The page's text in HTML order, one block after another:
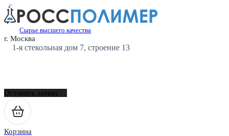
Сырье высшего качества
г. Москва
1-я стекольная дом 7, строение 13
Оставить заявку
Корзина